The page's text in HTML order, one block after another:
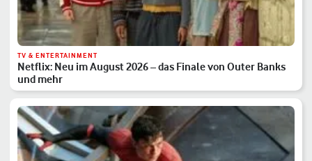
TV & ENTERTAINMENT
Netflix: Neu im August 2026 – das Finale von Outer Banks
und mehr